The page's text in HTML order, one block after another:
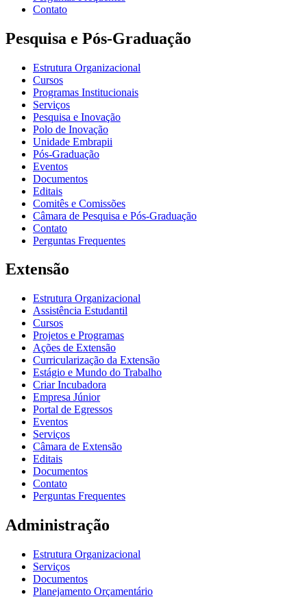
Contato
Pesquisa e Pós-Graduação
Estrutura Organizacional
Cursos
Programas Institucionais
Serviços
Pesquisa e Inovação
Polo de Inovação
Unidade Embrapii
Pós-Graduação
Eventos
Documentos
Editais
Comitês e Comissões
Câmara de Pesquisa e Pós-Graduação
Contato
Perguntas Frequentes
Extensão
Estrutura Organizacional
Assistência Estudantil
Cursos
Projetos e Programas
Ações de Extensão
Curricularização da Extensão
Estágio e Mundo do Trabalho
Criar Incubadora
Empresa Júnior
Portal de Egressos
Eventos
Serviços
Câmara de Extensão
Editais
Documentos
Contato
Perguntas Frequentes
Administração
Estrutura Organizacional
Serviços
Documentos
Planejamento Orçamentário